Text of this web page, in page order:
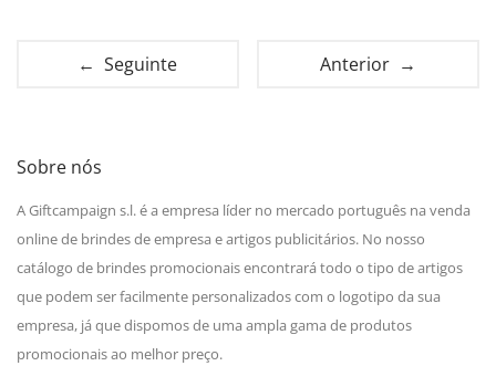
← Seguinte Anterior →
Sobre nós
A Giftcampaign s.l. é a empresa líder no mercado português na venda
online de brindes de empresa e artigos publicitários. No nosso
catálogo de brindes promocionais encontrará todo o tipo de artigos
que podem ser facilmente personalizados com o logotipo da sua
empresa, já que dispomos de uma ampla gama de produtos
promocionais ao melhor preço.